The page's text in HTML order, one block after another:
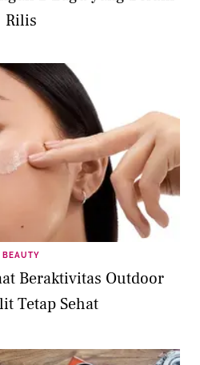
Rilis
BEAUTY
Beraktivitas Outdoor
Tetap Sehat